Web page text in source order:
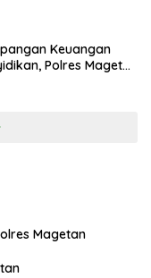
Keuangan
Polres Magetan
Magetan